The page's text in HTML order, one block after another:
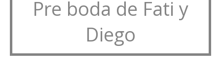
Pre boda de Fati y
Diego